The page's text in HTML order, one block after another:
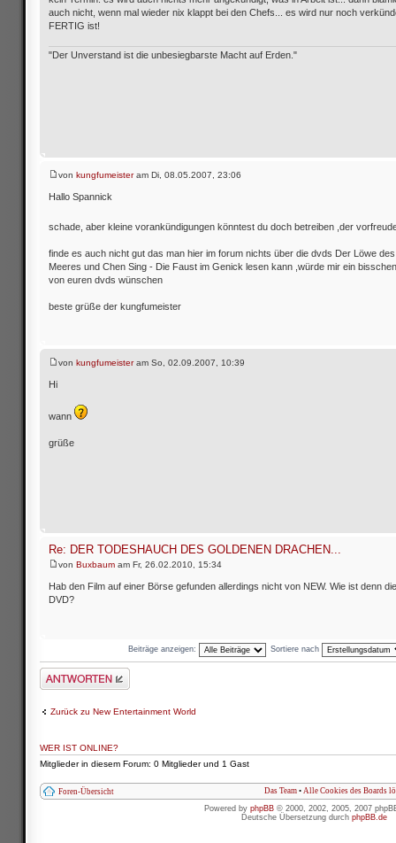
auch nicht, wenn mal wieder nix klappt bei den Chefs... es wird nur noch
FERTIG ist!
"Der Unverstand ist die unbesiegbarste Macht auf Erden."
von kungfumeisteram Di, 08.05.2007, 23:06
Hallo Spannick
schade, aber kleine vorankündigungen könntest du doch betreiben ,der
finde es auch nicht gut das man hier im forum nichts über die dvds Der Löwe
Meeres und Chen Sing - Die Faust im Genick lesen kann ,würde mir ein
von euren dvds wünschen
beste grüße der kungfumeister
von kungfumeisteram So, 02.09.2007, 10:39
Hi
wann
grüße
Re: DER TODESHAUCH DES GOLDENEN DRACHEN...
von Buxbaum am Fr, 26.02.2010, 15:34
Hab den Film auf einer Börse gefunden allerdings nicht von NEW. Wie ist denn
DVD?
Beiträge anzeigen: Sortiere nach
Antwort schreiben
Zurück zu New Entertainment World
WER IST ONLINE?
Mitglieder in diesem Forum: 0 Mitglieder und 1 Gast
Foren-Übersicht Das Team • Alle Cookies des Boards
Powered by phpBB © 2000, 2002, 2005, 2007
Deutsche Übersetzung durch phpBB.de